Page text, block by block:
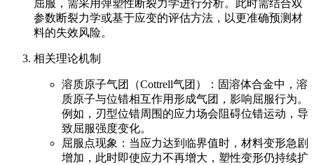
屈服，需采用弹塑性断裂力学进行分析。此时需结合双
参数断裂力学或基于应变的评估方法，以更准确预测材
料的失效风险。
相关理论机制
溶质原子气团（Cottrell气团）：固溶体合金中，溶
质原子与位错相互作用形成气团，影响屈服行为。
例如，刃型位错周围的应力场会阻碍位错运动，导
致屈服强度变化。
屈服点现象：当应力达到临界值时，材料变形急剧
增加，此时即使应力不再增大，塑性变形仍持续扩